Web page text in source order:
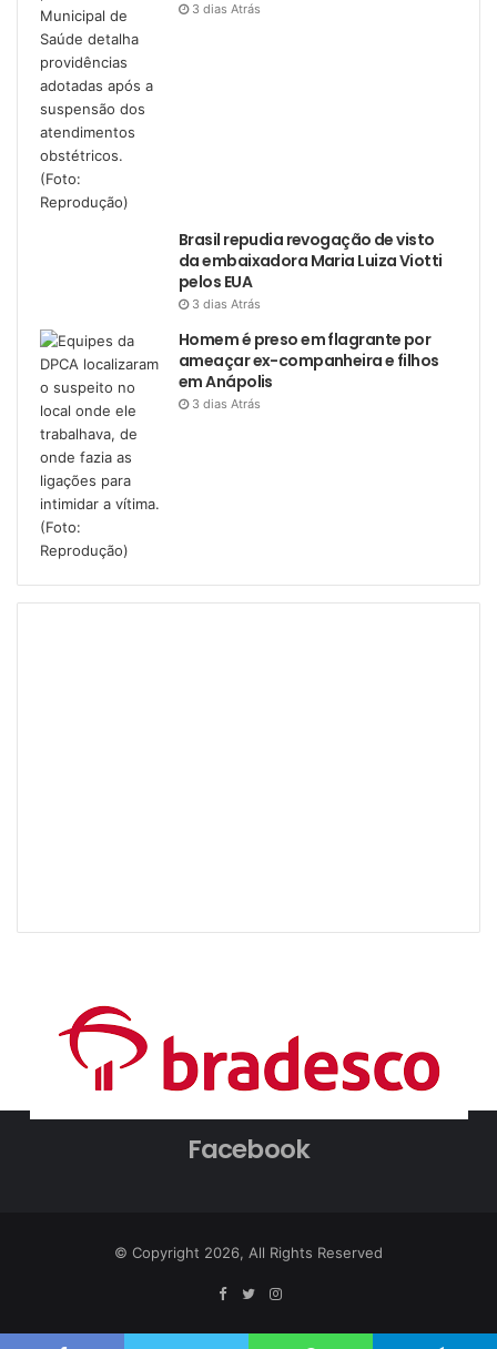
3 dias Atrás
Brasil repudia revogação de visto
da embaixadora Maria Luiza Viotti
pelos EUA
3 dias Atrás
Homem é preso em flagrante por
ameaçar ex-companheira e filhos
em Anápolis
3 dias Atrás
Facebook
© Copyright 2026, All Rights Reserved